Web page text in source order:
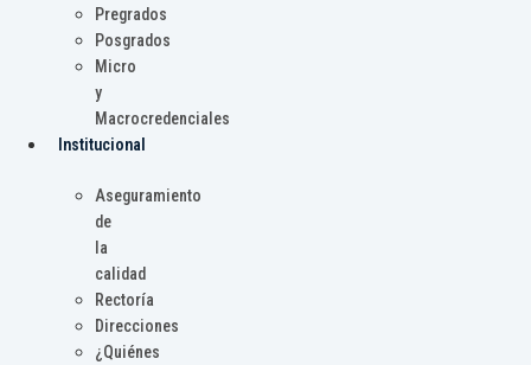
Pregrados
Posgrados
Micro
y
Macrocredenciales
Institucional
Aseguramiento
de
la
calidad
Rectoría
Direcciones
¿Quiénes